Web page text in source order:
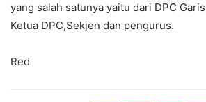
yang salah satunya yaitu dari DPC
Ketua DPC,Sekjen dan pengurus.
Red